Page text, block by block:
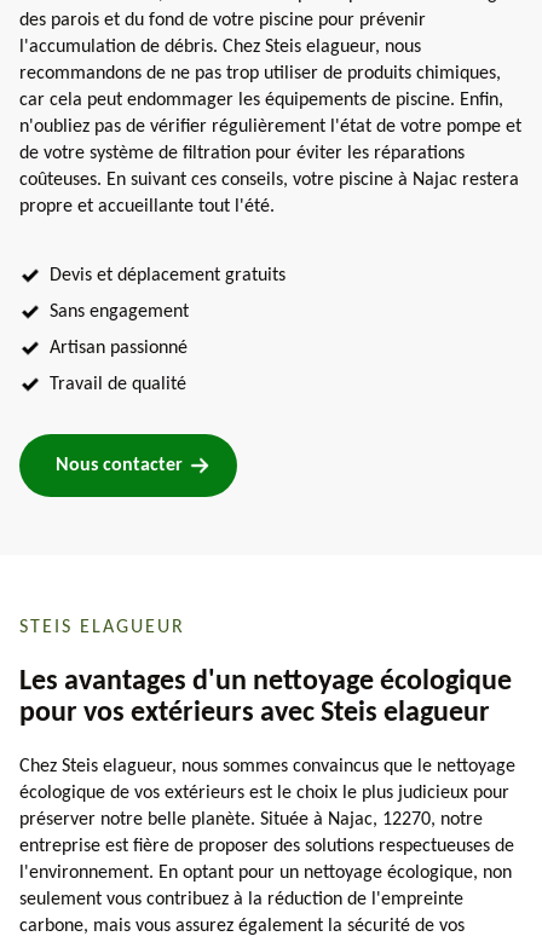
des parois et du fond de votre piscine pour prévenir
l'accumulation de débris. Chez Steis elagueur, nous
recommandons de ne pas trop utiliser de produits chimiques,
car cela peut endommager les équipements de piscine. Enfin,
n'oubliez pas de vérifier régulièrement l'état de votre pompe et
de votre système de filtration pour éviter les réparations
coûteuses. En suivant ces conseils, votre piscine à Najac restera
propre et accueillante tout l'été.
Devis et déplacement gratuits
Sans engagement
Artisan passionné
Travail de qualité
Nous contacter
STEIS ELAGUEUR
Les avantages d'un nettoyage écologique
pour vos extérieurs avec Steis elagueur
Chez Steis elagueur, nous sommes convaincus que le nettoyage
écologique de vos extérieurs est le choix le plus judicieux pour
préserver notre belle planète. Située à Najac, 12270, notre
entreprise est fière de proposer des solutions respectueuses de
l'environnement. En optant pour un nettoyage écologique, non
seulement vous contribuez à la réduction de l'empreinte
carbone, mais vous assurez également la sécurité de vos